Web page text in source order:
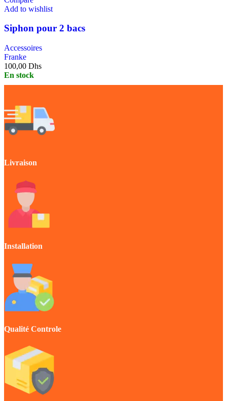
Add to wishlist
Siphon pour 2 bacs
Accessoires
Franke
100,00 Dhs
En stock
Livraison
Installation
Qualité Controle